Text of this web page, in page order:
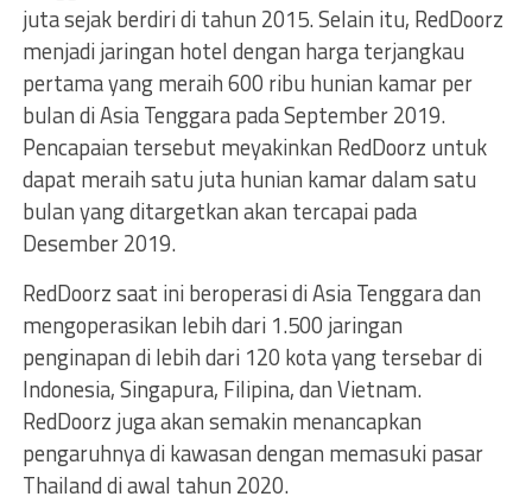
juta sejak berdiri di tahun 2015. Selain itu, RedDoorz
menjadi jaringan hotel dengan harga terjangkau
pertama yang meraih 600 ribu hunian kamar per
bulan di Asia Tenggara pada September 2019.
Pencapaian tersebut meyakinkan RedDoorz untuk
dapat meraih satu juta hunian kamar dalam satu
bulan yang ditargetkan akan tercapai pada
Desember 2019.
RedDoorz saat ini beroperasi di Asia Tenggara dan
mengoperasikan lebih dari 1.500 jaringan
penginapan di lebih dari 120 kota yang tersebar di
Indonesia, Singapura, Filipina, dan Vietnam.
RedDoorz juga akan semakin menancapkan
pengaruhnya di kawasan dengan memasuki pasar
Thailand di awal tahun 2020.